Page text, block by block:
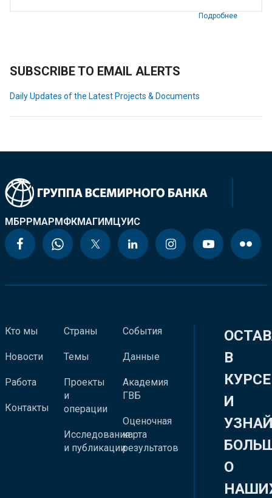
Подробнее
SUBSCRIBE TO EMAIL ALERTS
Daily Updates of the Latest Projects & Documents
МБРРМАРМФКМАГИМЦУИС
Кто мы
Новости
Работа
Контакты
Страны
Темы
Проекты
и
операции
Исследования
и публикации
События
Данные
Академия
ГВБ
Оценочная
карта
результатов
В
КУРСЕ
И
О